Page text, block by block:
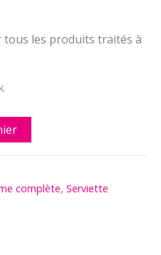
les produits traités à
complète, Serviette